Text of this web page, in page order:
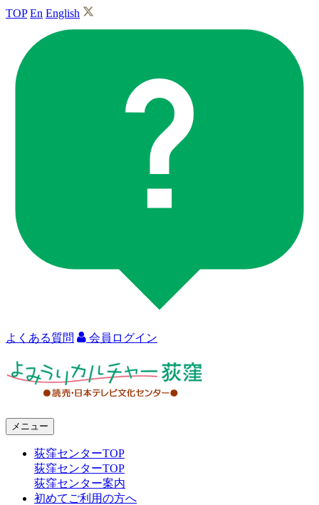
TOP En English
よくある質問 会員ログイン
メニュー
荻窪センターTOP
荻窪センターTOP
荻窪センター案内
初めてご利用の方へ